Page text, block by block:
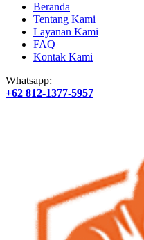
Beranda
Tentang Kami
Layanan Kami
FAQ
Kontak Kami
Whatsapp:
+62 812-1377-5957